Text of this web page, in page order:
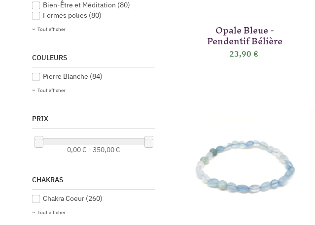
Bien-Être et Méditation (80)
Formes polies (80)
Tout afficher
COULEURS
Pierre Blanche (84)
Tout afficher
PRIX
0,00 € - 350,00 €
CHAKRAS
Chakra Coeur (260)
Tout afficher
Opale Bleue -
Pendentif Bélière
23,90 €